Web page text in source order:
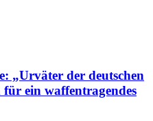
„Urväter der deutschen
ein waffentragendes